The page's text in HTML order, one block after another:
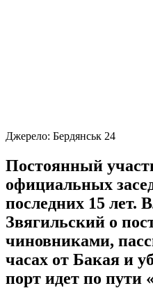
Джерело: Бердянськ 24
Постоянный
официальных
последних 15 лет.
Звягильский о
чиновниками,
часах от Бакая и
порт идет по пути